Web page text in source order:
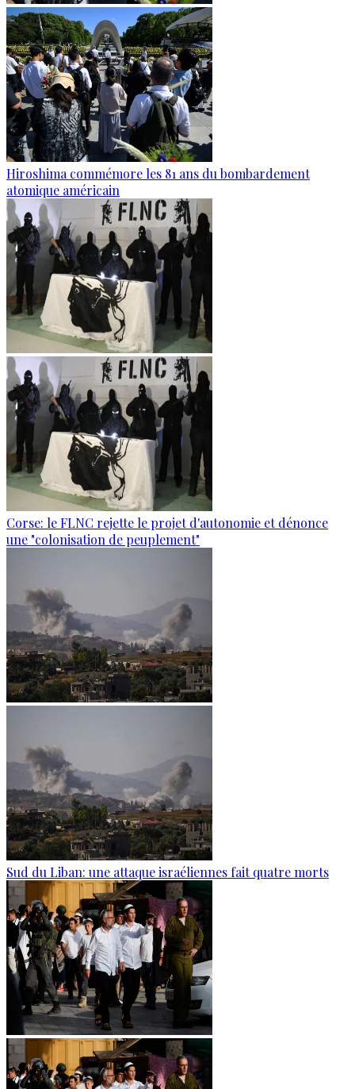
Hiroshima commémore les 81 ans du bombardement
atomique américain
Corse: le FLNC rejette le projet d'autonomie et dénonce
une "colonisation de peuplement"
Sud du Liban: une attaque israéliennes fait quatre morts